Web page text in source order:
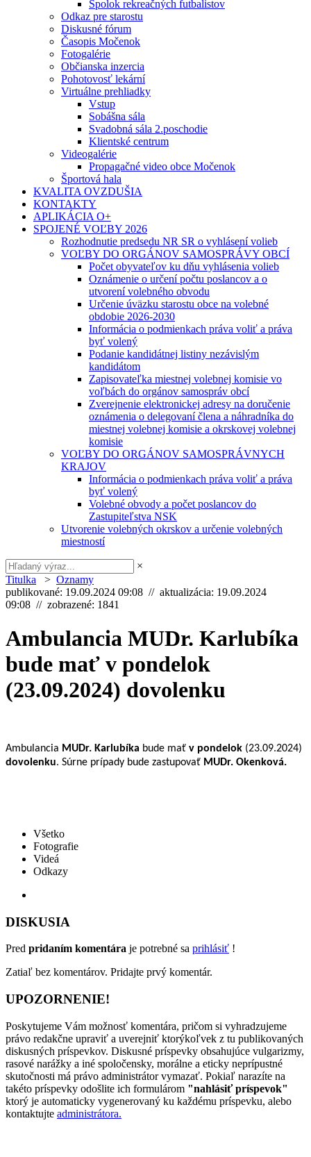
Spolok rekreačných futbalistov
Odkaz pre starostu
Diskusné fórum
Časopis Močenok
Fotogalérie
Občianska inzercia
Pohotovosť lekární
Virtuálne prehliadky
Vstup
Sobášna sála
Svadobná sála 2.poschodie
Klientské centrum
Videogalérie
Propagačné video obce Močenok
Športová hala
KVALITA OVZDUŠIA
KONTAKTY
APLIKÁCIA O+
SPOJENÉ VOĽBY 2026
Rozhodnutie predsedu NR SR o vyhlásení volieb
VOĽBY DO ORGÁNOV SAMOSPRÁVY OBCÍ
Počet obyvateľov ku dňu vyhlásenia volieb
Oznámenie o určení počtu poslancov a o
utvorení volebného obvodu
Určenie úväzku starostu obce na volebné
obdobie 2026-2030
Informácia o podmienkach práva voliť a práva
byť volený
Podanie kandidátnej listiny nezávislým
kandidátom
Zapisovateľka miestnej volebnej komisie vo
voľbách do orgánov samospráv obcí
Zverejnenie elektronickej adresy na doručenie
oznámenia o delegovaní člena a náhradníka do
miestnej volebnej komisie a okrskovej volebnej
komisie
VOĽBY DO ORGÁNOV SAMOSPRÁVNYCH
KRAJOV
Informácia o podmienkach práva voliť a práva
byť volený
Volebné obvody a počet poslancov do
Zastupiteľstva NSK
Utvorenie volebných okrskov a určenie volebných
miestností
×
Titulka > Oznamy
publikované: 19.09.2024 09:08 // aktualizácia: 19.09.2024
09:08 // zobrazené: 1841
Ambulancia MUDr. Karlubíka
bude mať v pondelok
(23.09.2024) dovolenku
Ambulancia MUDr. Karlubíka bude mať v pondelok (23.09.2024)
dovolenku. Súrne prípady bude zastupovať MUDr. Okenková.
Všetko
Fotografie
Videá
Odkazy
DISKUSIA
Pred pridaním komentára je potrebné sa prihlásiť !
Zatiaľ bez komentárov. Pridajte prvý komentár.
UPOZORNENIE!
Poskytujeme Vám možnosť komentára, pričom si vyhradzujeme
právo redakčne upraviť a uverejniť ktorýkoľvek z tu publikovaných
diskusných príspevkov. Diskusné príspevky obsahujúce vulgarizmy,
rasové narážky a iné spoločensky, morálne a eticky neprípustné
skutočnosti má právo administrátor vymazať. Pokiaľ narazíte na
takéto príspevky odošlite ich formulárom "nahlásiť príspevok"
ktorý je automaticky vygenerovaný ku každému príspevku, alebo
kontaktujte administrátora.